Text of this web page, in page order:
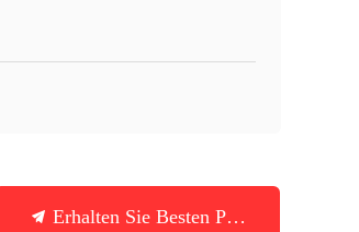
Erhalten Sie Besten Preis